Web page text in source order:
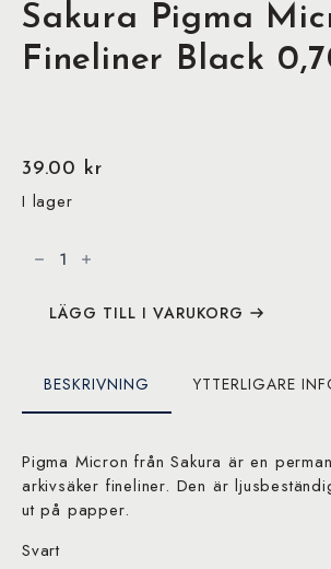
Sakura Pigma
Fineliner Black
39.00 kr
I lager
Pigma
Micron
0,70LÄGG TILL I VARUKORG
BESKRIVNING YTTERLIGARE
Pigma Micron från Sakura är en
arkivsäker fineliner. Den är
ut på papper.
Svart